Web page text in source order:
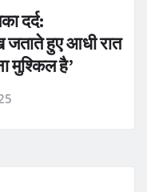
दर्द:
हुए आधी रात
मुश्किल है’